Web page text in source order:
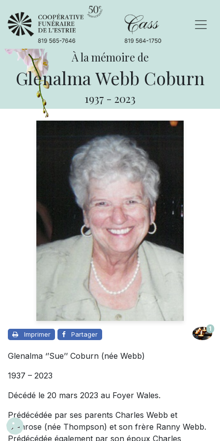
À la mémoire de
Glenalma Webb Coburn
1937 - 2023
Imprimer Partager
1
Glenalma ‘’Sue’’ Coburn (née Webb)
1937 – 2023
Décédé le 20 mars 2023 au Foyer Wales.
Prédécédée par ses parents Charles Webb et
Glenrose (née Thompson) et son frère Ranny Webb.
Prédécédée également par son époux Charles